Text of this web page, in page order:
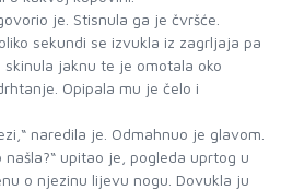
je. Stisnula ga je čvršće.
sekundi se izvukla iz zagrljaja pa
jaknu te je omotala oko
Opipala mu je čelo i
naredila je. Odmahnuo je glavom.
našla?“ upitao je, pogleda uprtog u
o njezinu lijevu nogu. Dovukla ju